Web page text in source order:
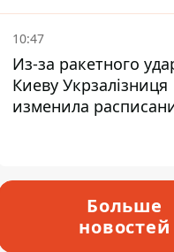
10:47
Из-за ракетного
Киеву Укрзалізниця
изменила
Больше
новостей